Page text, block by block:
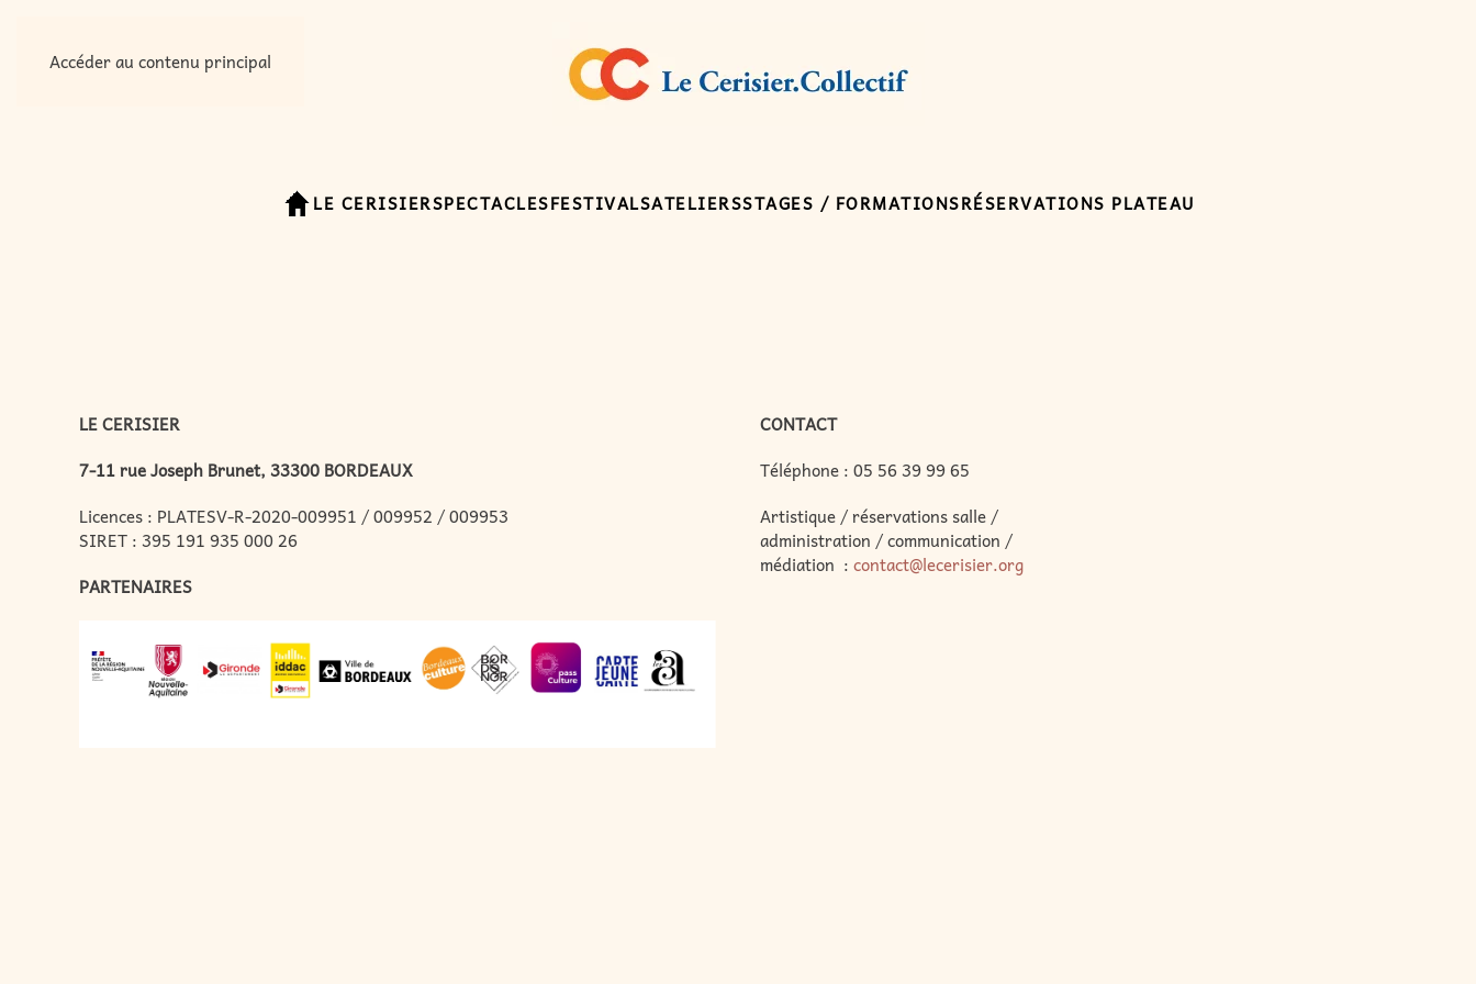
Accéder au contenu principal
LE CERISIERSPECTACLESFESTIVALSATELIERSSTAGES / FORMATIONSRÉSERVATIONS PLATEAU
LE CERISIER
7-11 rue Joseph Brunet, 33300 BORDEAUX
Licences : PLATESV-R-2020-009951 / 009952 / 009953
SIRET : 395 191 935 000 26
PARTENAIRES
CONTACT
Téléphone : 05 56 39 99 65
Artistique / réservations salle /
administration / communication /
médiation : contact@lecerisier.org